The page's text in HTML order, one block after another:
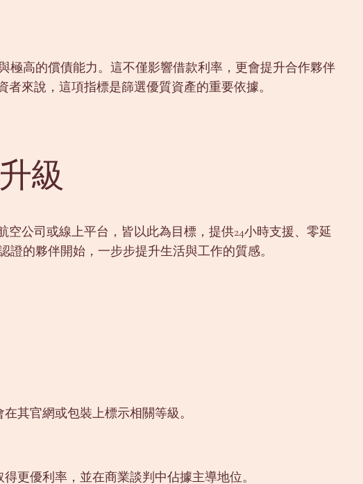
極高的償債能力。這不僅影響借款利率，更會提升合作夥伴
來說，這項指標是篩選優質資產的重要依據。
級
公司或線上平台，皆以此為目標，提供24小時支援、零延
的夥伴開始，一步步提升生活與工作的質感。
其官網或包裝上標示相關等級。
更優利率，並在商業談判中佔據主導地位。